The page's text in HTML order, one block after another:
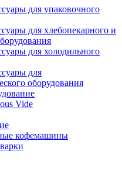
для упаковочного
для хлебопекарного и
для холодильного
для
оборудования
Vide
кофемашины